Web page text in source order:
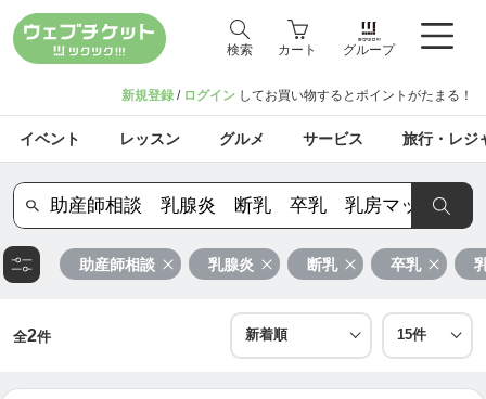
検索 カート グループ
新規登録 / ログイン してお買い物するとポイントがたまる！
イベント レッスン グルメ サービス 旅行・レジ
助産師相談 乳腺炎 断乳 卒乳
全2件